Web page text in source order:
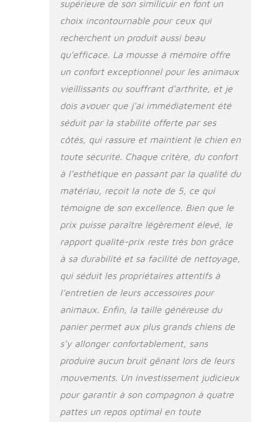
supérieure de son similicuir en font un
choix incontournable pour ceux qui
recherchent un produit aussi beau
qu’efficace. La mousse à mémoire offre
un confort exceptionnel pour les animaux
vieillissants ou souffrant d’arthrite, et je
dois avouer que j’ai immédiatement été
séduit par la stabilité offerte par ses
côtés, qui rassure et maintient le chien en
toute sécurité. Chaque critère, du confort
à l’esthétique en passant par la qualité du
matériau, reçoit la note de 5, ce qui
témoigne de son excellence. Bien que le
prix puisse paraître légèrement élevé, le
rapport qualité-prix reste très bon grâce
à sa durabilité et sa facilité de nettoyage,
qui séduit les propriétaires attentifs à
l’entretien de leurs accessoires pour
animaux. Enfin, la taille généreuse du
panier permet aux plus grands chiens de
s’y allonger confortablement, sans
produire aucun bruit gênant lors de leurs
mouvements. Un investissement judicieux
pour garantir à son compagnon à quatre
pattes un repos optimal en toute